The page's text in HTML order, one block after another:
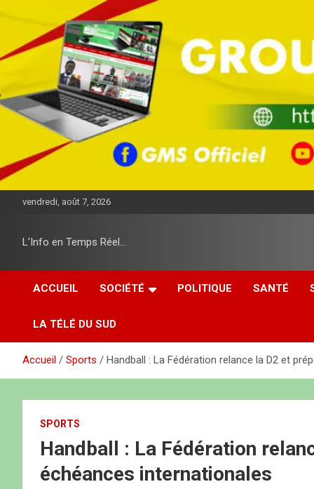
e
u
c
e
n
vendredi, août 7, 2026
L'Info en Temps Réel…
ACCUEIL SOCIÉTÉ POLITIQUE SANTÉ
LA TÉLÉ DU SUD
Accueil Sports Handball : La Fédération relance la D2 et
SPORTS
Handball : La Fédération
échéances internationales